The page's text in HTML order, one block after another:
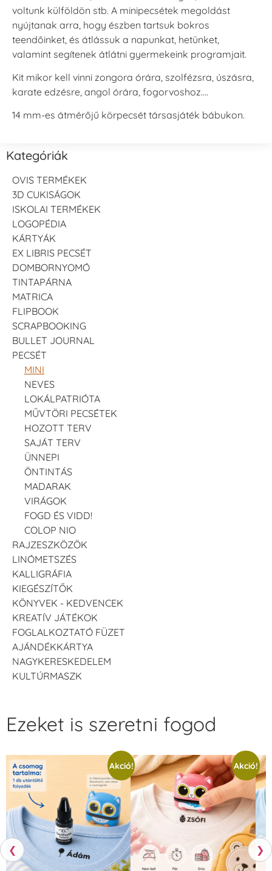
voltunk külföldön stb. A minipecsétek megoldást
nyújtanak arra, hogy észben tartsuk bokros
teendőinket, és átlássuk a napunkat, hetünket,
valamint segítenek átlátni gyermekeink programjait.
Kit mikor kell vinni zongora órára, szolfézsra, úszásra,
karate edzésre, angol órára, fogorvoshoz….
14 mm-es átmérőjű körpecsét társasjáték bábukon.
Kategóriák
OVIS TERMÉKEK
3D CUKISÁGOK
ISKOLAI TERMÉKEK
LOGOPÉDIA
KÁRTYÁK
EX LIBRIS PECSÉT
DOMBORNYOMÓ
TINTAPÁRNA
MATRICA
FLIPBOOK
SCRAPBOOKING
BULLET JOURNAL
PECSÉT
MINI
NEVES
LOKÁLPATRIÓTA
MŰVTÖRI PECSÉTEK
HOZOTT TERV
SAJÁT TERV
ÜNNEPI
ÖNTINTÁS
MADARAK
VIRÁGOK
FOGD ÉS VIDD!
COLOP NIO
RAJZESZKÖZÖK
LINÓMETSZÉS
KALLIGRÁFIA
KIEGÉSZÍTŐK
KÖNYVEK - KEDVENCEK
KREATÍV JÁTÉKOK
FOGLALKOZTATÓ FÜZET
AJÁNDÉKKÁRTYA
NAGYKERESKEDELEM
KULTÚRMASZK
❮
Ezeket is szeretni fogod
Akció! Akció!
❯